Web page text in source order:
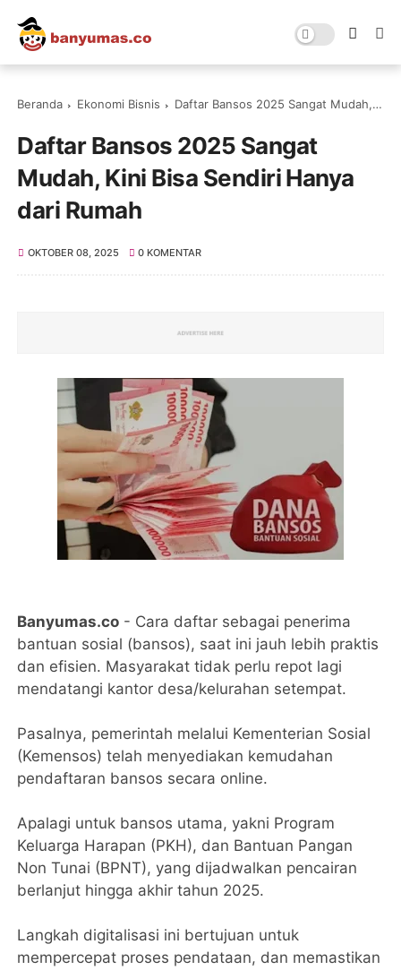
Beranda Ekonomi Bisnis Daftar Bansos 2025 Sangat Mudah, Kini Bisa Sendiri Hanya dari Rumah
Daftar Bansos 2025 Sangat
Mudah, Kini Bisa Sendiri Hanya
dari Rumah
OKTOBER 08, 2025 0 KOMENTAR
Banyumas.co - Cara daftar sebagai penerima
bantuan sosial (bansos), saat ini jauh lebih praktis
dan efisien. Masyarakat tidak perlu repot lagi
mendatangi kantor desa/kelurahan setempat.
Pasalnya, pemerintah melalui Kementerian Sosial
(Kemensos) telah menyediakan kemudahan
pendaftaran bansos secara online.
Apalagi untuk bansos utama, yakni Program
Keluarga Harapan (PKH), dan Bantuan Pangan
Non Tunai (BPNT), yang dijadwalkan pencairan
berlanjut hingga akhir tahun 2025.
Langkah digitalisasi ini bertujuan untuk
mempercepat proses pendataan, dan memastikan